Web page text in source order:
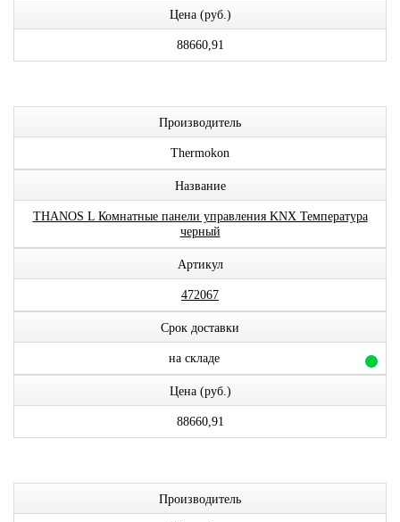
Цена (руб.)
88660,91
Производитель
Thermokon
Название
THANOS L Комнатные панели управления KNX Температура
черный
Артикул
472067
Срок доставки
на складе
Цена (руб.)
88660,91
Производитель